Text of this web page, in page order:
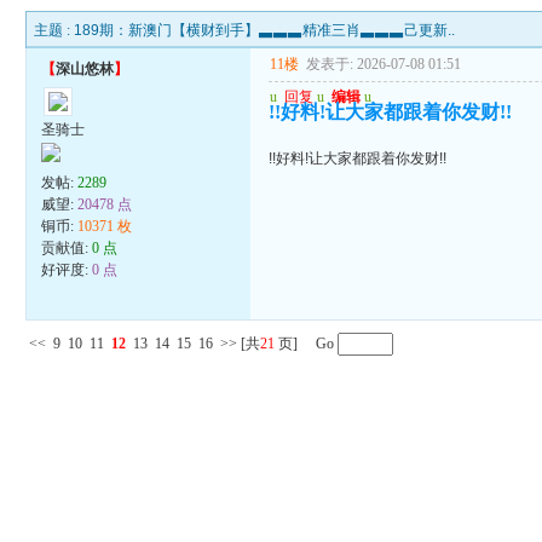
主题 : 189期：新澳门【横财到手】▃▃▃精准三肖▃▃▃己更新..
【深山悠林】
圣骑士
发帖:2289
威望:20478 点
铜币: 10371 枚
贡献值:0 点
好评度:0 点
11楼 发表于: 2026-07-08 01:51
u 回复 u 编辑 u
!!好料!让大家都跟着你发财!!
!!好料!让大家都跟着你发财!!
<< 9 10 11 12 13 14 15 16 >> [共21 页] Go